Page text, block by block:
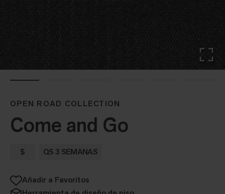
OPEN ROAD COLLECTION
Come and Go
$ QS 3 SEMANAS
Añadir a Favoritos